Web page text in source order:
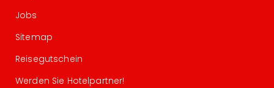
Jobs
Sitemap
Reisegutschein
Werden Sie Hotelpartner!